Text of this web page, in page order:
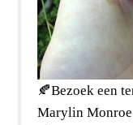
🍂Bezoek een
Marylin